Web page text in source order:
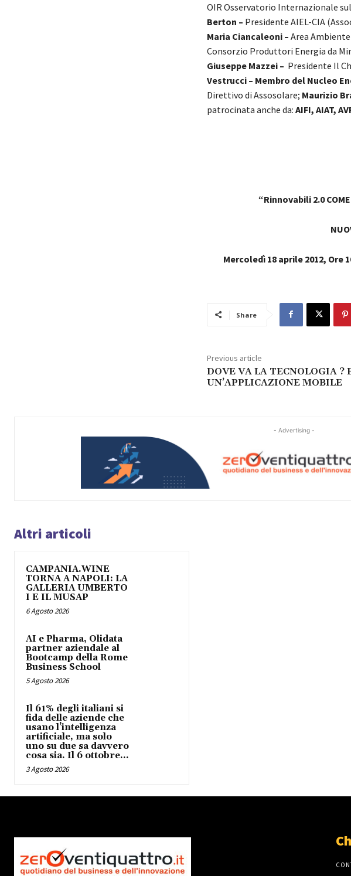
OIR Osservatorio Internazionale
Berton – Presidente AIEL-CIA
Maria Ciancaleoni – Area
Consorzio Produttori Energia da
Giuseppe Mazzei – Presidente Il
Vestrucci – Membro del Nucleo
Direttivo di Assosolare; Maurizio
patrocinata anche da: AIFI, AIAT,
“Rinnovabili 2.0
Mercoledì 18 aprile 2012, Ore
Share
Previous article
DOVE VA LA TECNOLOGIA ?
UN’APPLICAZIONE MOBILE
- Advertising -
Altri articoli
CAMPANIA.WINE
TORNA A NAPOLI: LA
GALLERIA UMBERTO
I E IL MUSAP
6 Agosto 2026
AI e Pharma, Olidata
partner aziendale al
Bootcamp della Rome
Business School
5 Agosto 2026
Il 61% degli italiani si
fida delle aziende che
usano l’intelligenza
artificiale, ma solo
uno su due sa davvero
cosa sia. Il 6 ottobre...
3 Agosto 2026